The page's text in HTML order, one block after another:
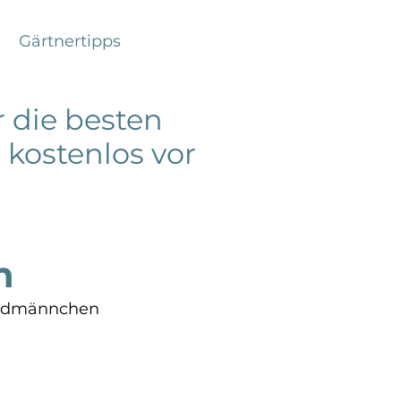
Gärtnertipps
besten
vor